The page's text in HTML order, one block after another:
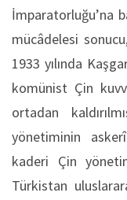
İmparatorluğu’na
mücâdelesi
1933 yılında
komünist Çin
ortadan
yönetiminin
kaderi Çin
Türkistan